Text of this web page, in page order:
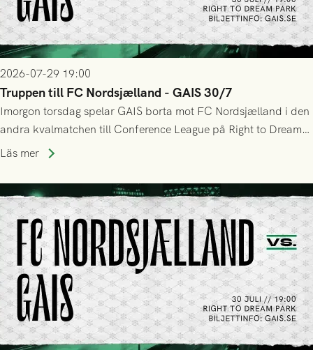
2026-07-29 19:00
Truppen till FC Nordsjælland - GAIS 30/7
Imorgon torsdag spelar GAIS borta mot FC Nordsjælland i den
andra kvalmatchen till Conference League på Right to Dream
Park! Fredrik Holmberg och ledarstaben har tagit ut följande
Läs mer